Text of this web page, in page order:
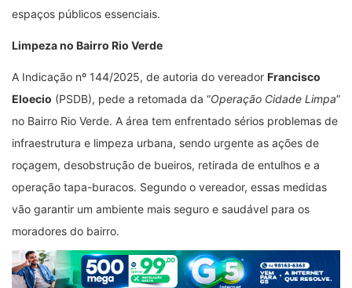
espaços públicos essenciais.
Limpeza no Bairro Rio Verde
A Indicação nº 144/2025, de autoria do vereador Francisco
Eloecio (PSDB), pede a retomada da “Operação Cidade Limpa”
no Bairro Rio Verde. A área tem enfrentado sérios problemas de
infraestrutura e limpeza urbana, sendo urgente as ações de
roçagem, desobstrução de bueiros, retirada de entulhos e a
operação tapa-buracos. Segundo o vereador, essas medidas
vão garantir um ambiente mais seguro e saudável para os
moradores do bairro.